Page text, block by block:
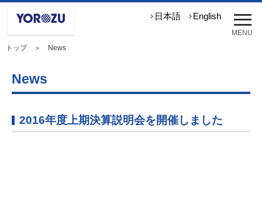
メ
ニ
ュ
MENU
日本語 English
トップ＞ News
News
2016年度上期決算説明会を開催しました